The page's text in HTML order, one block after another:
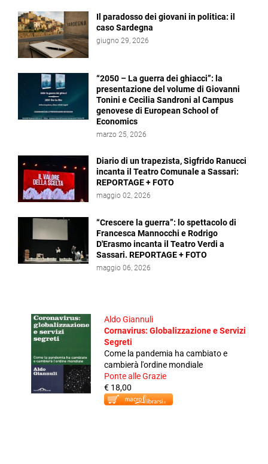
Il paradosso dei giovani in politica: il
caso Sardegna
giugno 29, 2026
“2050 – La guerra dei ghiacci”: la
presentazione del volume di Giovanni
Tonini e Cecilia Sandroni al Campus
genovese di European School of
Economics
marzo 25, 2026
Diario di un trapezista, Sigfrido Ranucci
incanta il Teatro Comunale a Sassari:
REPORTAGE + FOTO
maggio 02, 2026
“Crescere la guerra”: lo spettacolo di
Francesca Mannocchi e Rodrigo
D'Erasmo incanta il Teatro Verdi a
Sassari. REPORTAGE + FOTO
maggio 06, 2026
Aldo Giannuli
Cornavirus: Globalizzazione e Servizi
Segreti
Come la pandemia ha cambiato e
cambierà l'ordine mondiale
Ponte alle Grazie
€ 18,00